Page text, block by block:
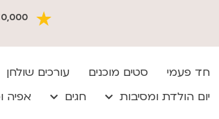
10,000+ לקוחות
חד פעמי סטים מוכנים עורכים שולחן
יום הולדת ומסיבות
חגים אפיה